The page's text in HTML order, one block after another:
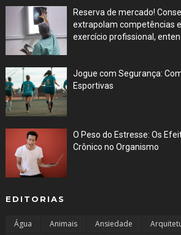
Reserva de mercado!
extrapolam competências
exercício profissional,
Jogue com Segurança:
Esportivas
O Peso do Estresse: Os
Crônico no Organismo
EDITORIAS
Água Animais Ansiedade